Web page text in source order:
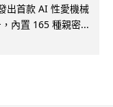
出首款 AI 性愛機械
內置 165 種親密...